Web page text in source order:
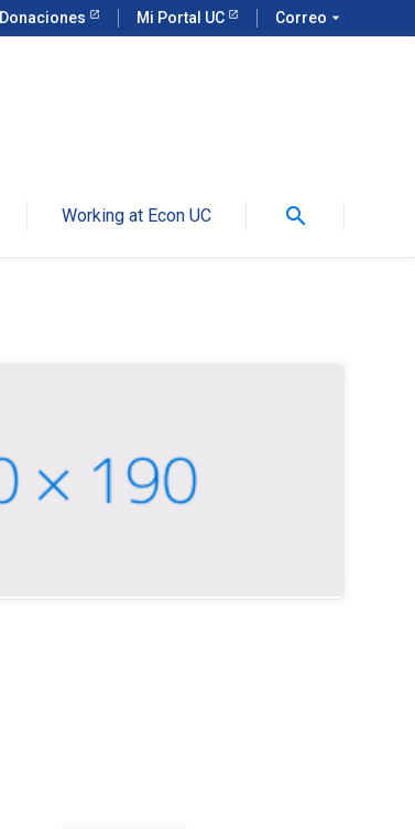
Donaciones Mi Portal UC Correo arrow_drop_down
Working at Econ UC search